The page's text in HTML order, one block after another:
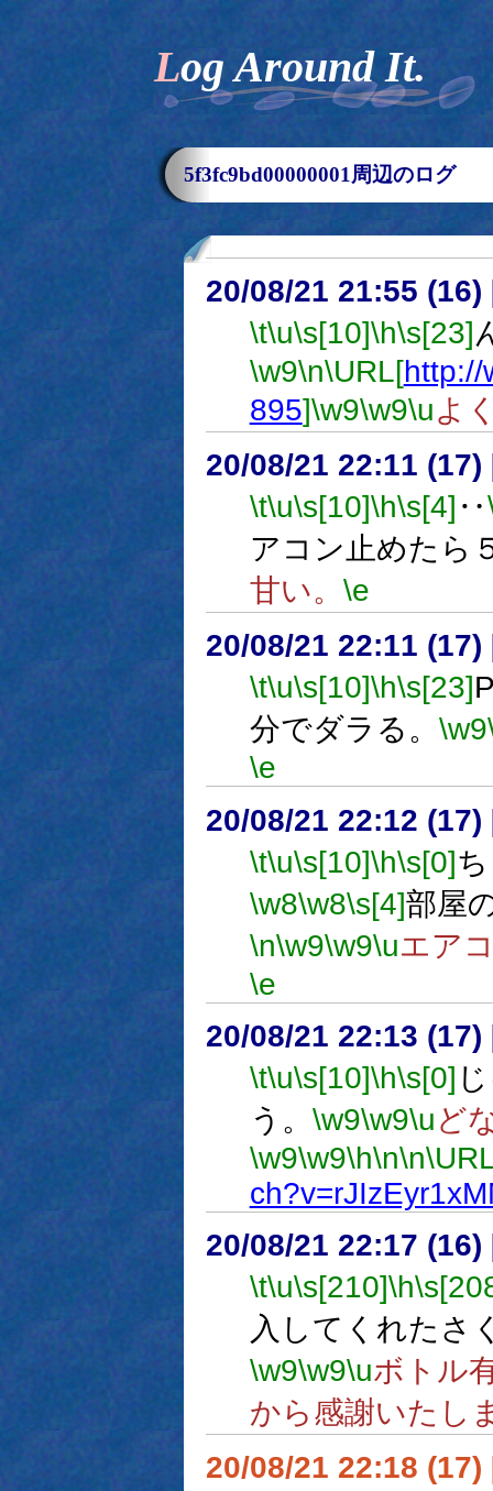
Log Around It.
5f3fc9bd00000001周辺のログ
20/08/21 21:55 (16)
\t\u\s[10]\h\s[23]
\w9\n\URL[http://
895]\w9\w9\uよ
20/08/21 22:11 (17)
\t\u\s[10]\h\s[4] ‥
アコン止めたら
甘い。 \e
20/08/21 22:11 (17)
\t\u\s[10]\h\s[23]
分でダラる。 \w9
\e
20/08/21 22:12 (17)
\t\u\s[10]\h\s[0]
\w8\w8\s[4]部屋
\n\w9\w9\uエア
\e
20/08/21 22:13 (17)
\t\u\s[10]\h\s[0]
う。 \w9\w9\uど
\w9\w9\h\n\n
20/08/21 22:17 (16)
\t\u\s[210]\h
入してくれたさ
\w9\w9\uボトル
から感謝いたし
20/08/21 22:18 (17)